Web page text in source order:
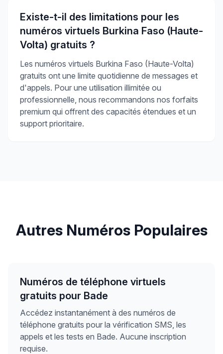
Existe-t-il des limitations pour les
numéros virtuels Burkina Faso (Haute-
Volta) gratuits ?
Les numéros virtuels Burkina Faso (Haute-Volta)
gratuits ont une limite quotidienne de messages et
d'appels. Pour une utilisation illimitée ou
professionnelle, nous recommandons nos forfaits
premium qui offrent des capacités étendues et un
support prioritaire.
Autres Numéros Populaires
Numéros de téléphone virtuels
gratuits pour Bade
Accédez instantanément à des numéros de
téléphone gratuits pour la vérification SMS, les
appels et les tests en Bade. Aucune inscription
requise.